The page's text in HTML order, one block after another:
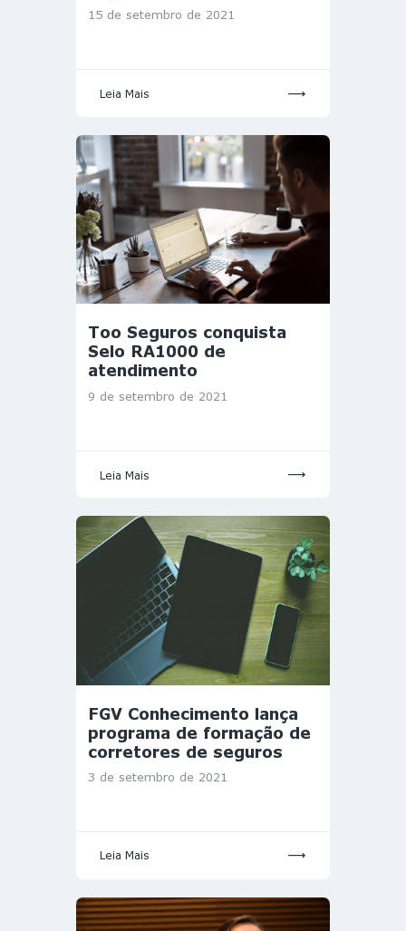
15 de setembro de 2021
Leia Mais
Too Seguros conquista
Selo RA1000 de
atendimento
9 de setembro de 2021
Leia Mais
FGV Conhecimento lança
programa de formação de
corretores de seguros
3 de setembro de 2021
Leia Mais